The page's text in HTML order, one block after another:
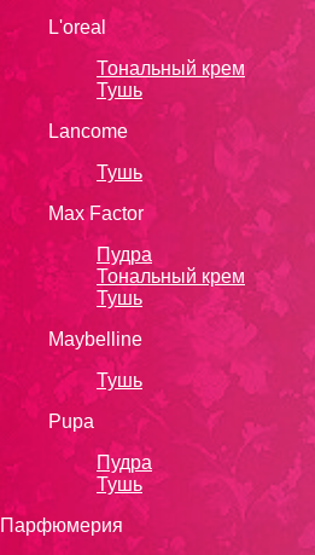
L'oreal
Тональный крем
Тушь
Lanсоmе
Тушь
Max Factor
Пудра
Тональный крем
Тушь
Maybelline
Тушь
Pupa
Пудра
Тушь
Парфюмерия